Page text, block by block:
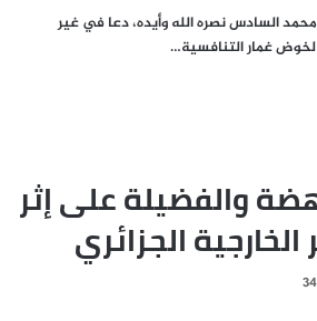
السادس نصره الله وأيده، دعا في غير
غمار التنافسية…
والفضيلة على إثر
الجزائري